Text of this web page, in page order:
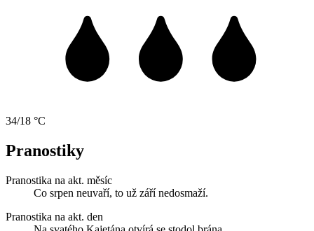
34/18 °C
Pranostiky
Pranostika na akt. měsíc
Co srpen neuvaří, to už září nedosmaží.
Pranostika na akt. den